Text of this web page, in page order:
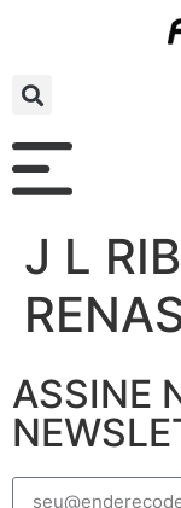
J L
ASSINE